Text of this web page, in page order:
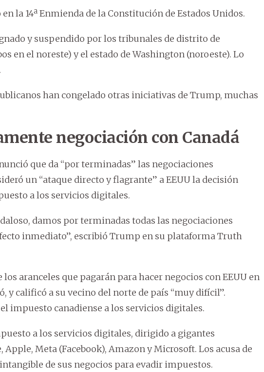
la 14ª Enmienda de la Constitución de Estados Unidos.
y suspendido por los tribunales de distrito de
en el noreste) y el estado de Washington (noroeste). Lo
han congelado otras iniciativas de Trump, muchas
negociación con Canadá
que da “por terminadas” las negociaciones
un “ataque directo y flagrante” a EEUU la decisión
a los servicios digitales.
damos por terminadas todas las negociaciones
inmediato”, escribió Trump en su plataforma Truth
aranceles que pagarán para hacer negocios con EEUU en
y calificó a su vecino del norte de país “muy difícil”.
impuesto canadiense a los servicios digitales.
a los servicios digitales, dirigido a gigantes
Meta (Facebook), Amazon y Microsoft. Los acusa de
de sus negocios para evadir impuestos.